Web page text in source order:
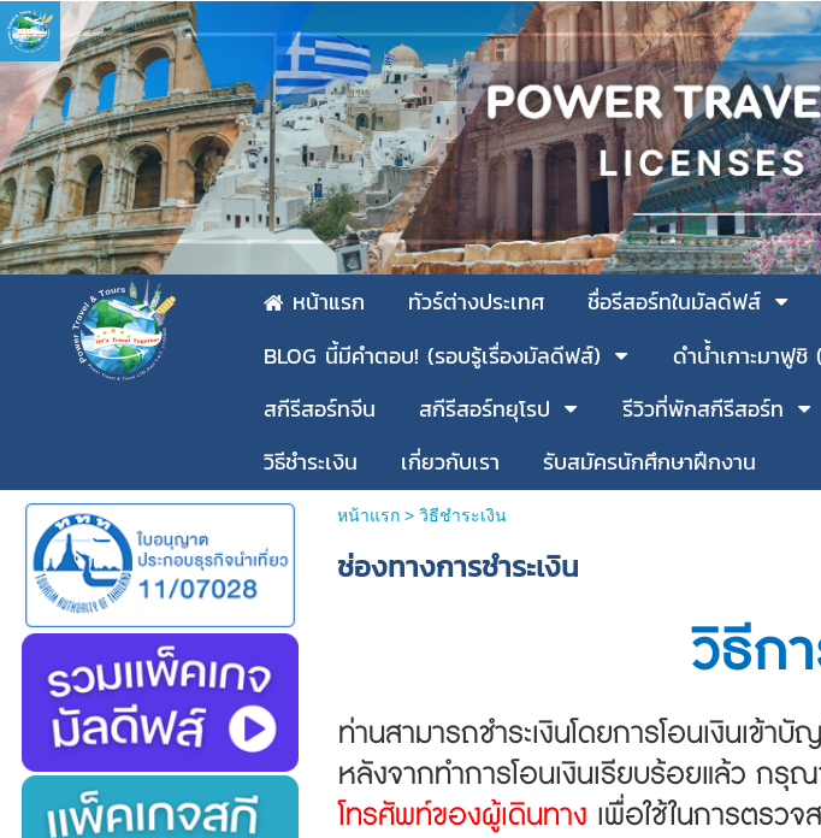
หน้าแรก ทัวร์ต่างประเทศ ชื่อรีสอร์ทในมัลดีฟส์
BLOG นี้มีคำตอบ! (รอบรู้เรื่องมัลดีฟส์)
ดำน้ำเกาะมาฟู
สกีรีสอร์ทจีน
สกีรีสอร์ทยุโรป รีวิวที่พักสกีรีสอร์ท
วิธีชำระเงิน
เกี่ยวกับเรา รับสมัครนักศึกษาฝึกงาน
หน้าแรก> วิธีชำระเงิน
ช่องทางการชำระเงิน
วิธีก
ท่านสามารถชำระเงินโดยการโอนเงินเข้า
หลังจากทำการโอนเงินเรียบร้อยแล้ว กรุ
โทรศัพท์ของผู้เดินทาง เพื่อใช้ในการตรวจ